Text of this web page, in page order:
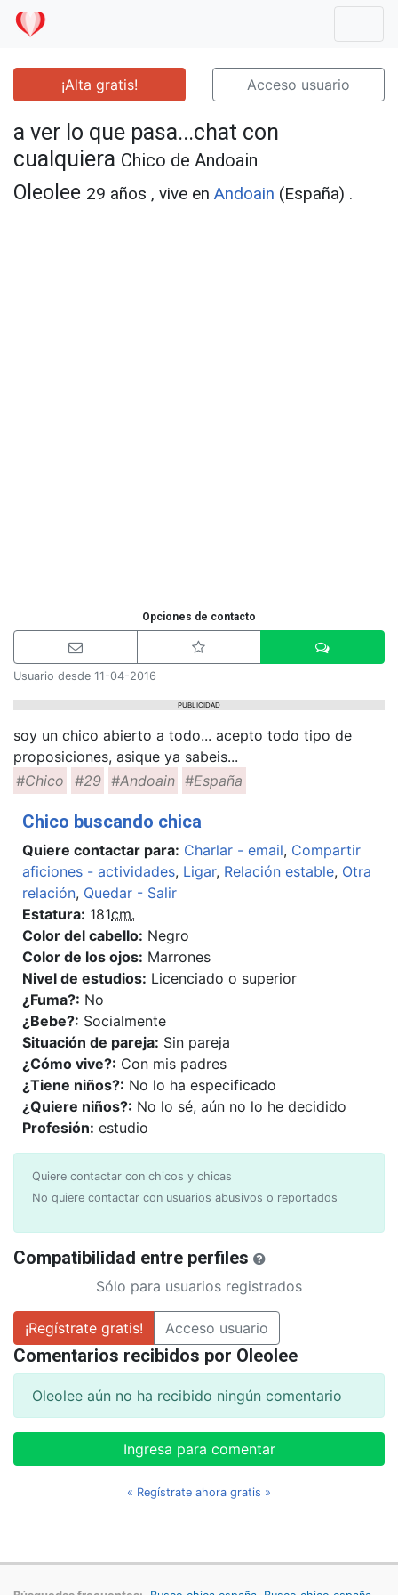
¡Alta gratis! Acceso usuario
a ver lo que pasa...chat con
cualquiera Chico de Andoain
Oleolee 29 años , vive en Andoain (España) .
Opciones de contacto
Usuario desde 11-04-2016
PUBLICIDAD
soy un chico abierto a todo... acepto todo tipo de
proposiciones, asique ya sabeis...
#Chico
#29 #Andoain #España
Chico buscando chica
Quiere contactar para: Charlar - email, Compartir
aficiones - actividades, Ligar, Relación estable, Otra
relación, Quedar - Salir
Estatura: 181cm.
Color del cabello: Negro
Color de los ojos: Marrones
Nivel de estudios: Licenciado o superior
¿Fuma?: No
¿Bebe?: Socialmente
Situación de pareja: Sin pareja
¿Cómo vive?: Con mis padres
¿Tiene niños?: No lo ha especificado
¿Quiere niños?: No lo sé, aún no lo he decidido
Profesión: estudio
Quiere contactar con chicos y chicas
No quiere contactar con usuarios abusivos o reportados
Compatibilidad entre perfiles
Sólo para usuarios registrados
¡Regístrate gratis! Acceso usuario
Comentarios recibidos por Oleolee
Oleolee aún no ha recibido ningún comentario
Ingresa para comentar
« Regístrate ahora gratis »